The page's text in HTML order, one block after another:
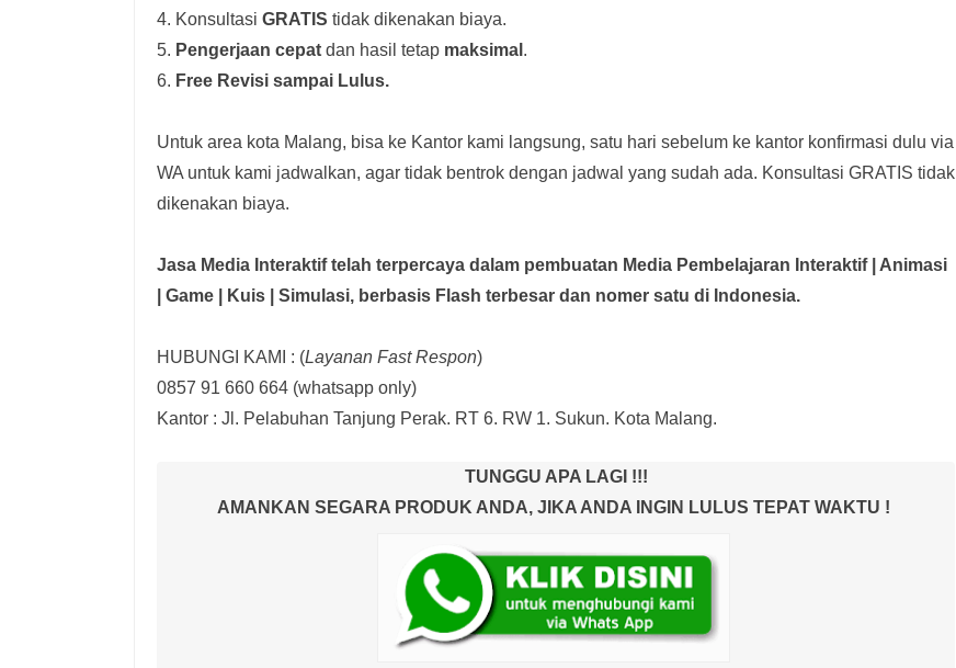
4. Konsultasi GRATIS tidak dikenakan biaya.
5. Pengerjaan cepat dan hasil tetap maksimal .
6. Free Revisi sampai Lulus.
Untuk area kota Malang, bisa ke Kantor kami langsung, satu hari sebelum ke kantor konfirmasi dulu via
WA untuk kami jadwalkan, agar tidak bentrok dengan jadwal yang sudah ada. Konsultasi GRATIS tidak
dikenakan biaya.
Jasa Media Interaktif telah terpercaya dalam pembuatan Media Pembelajaran Interaktif| Animasi
| Game | Kuis | Simulasi, berbasis Flash terbesar dan nomer satu di Indonesia.
HUBUNGI KAMI : (Layanan Fast Respon)
0857 91 660 664 (whatsapp only)
Kantor : Jl. Pelabuhan Tanjung Perak. RT 6. RW 1. Sukun. Kota Malang.
TUNGGU APA LAGI !!!
AMANKAN SEGARA PRODUK ANDA, JIKA ANDA INGIN LULUS TEPAT WAKTU !